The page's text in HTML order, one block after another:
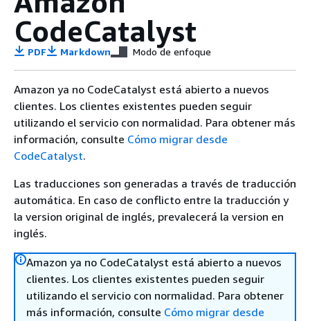
CodeCatalyst
PDF Markdown Modo de enfoque
Amazon ya no CodeCatalyst está abierto a nuevos
clientes. Los clientes existentes pueden seguir
utilizando el servicio con normalidad. Para obtener más
información, consulte Cómo migrar desde
CodeCatalyst.
Las traducciones son generadas a través de traducción
automática. En caso de conflicto entre la traducción y
la version original de inglés, prevalecerá la version en
inglés.
Amazon ya no CodeCatalyst está abierto a nuevos
clientes. Los clientes existentes pueden seguir
utilizando el servicio con normalidad. Para obtener
más información, consulte Cómo migrar desde